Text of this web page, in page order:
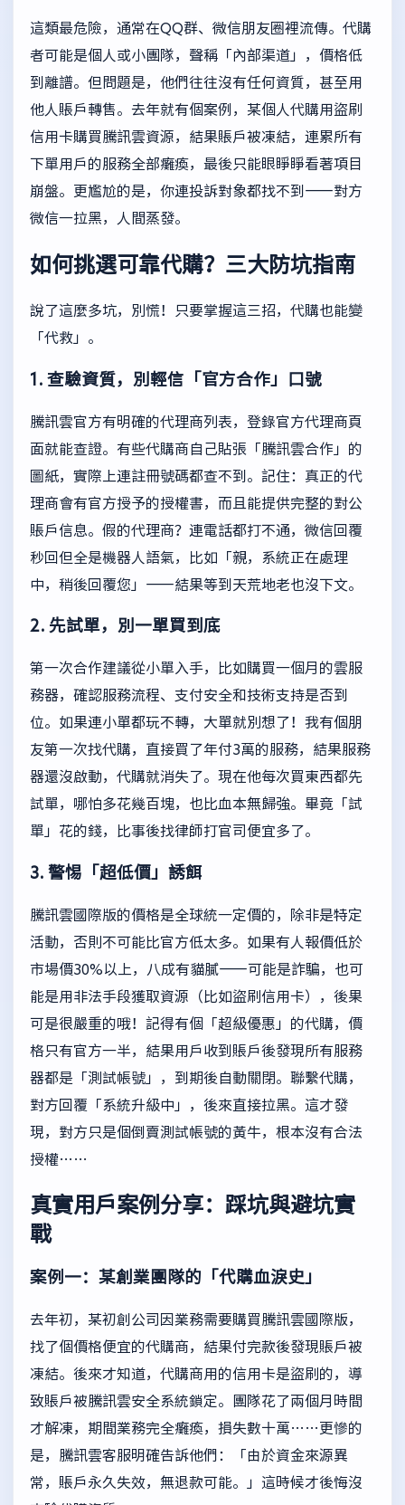
這類最危險，通常在QQ群、微信朋友圈裡流傳。代購
者可能是個人或小團隊，聲稱「內部渠道」，價格低
到離譜。但問題是，他們往往沒有任何資質，甚至用
他人賬戶轉售。去年就有個案例，某個人代購用盜刷
信用卡購買騰訊雲資源，結果賬戶被凍結，連累所有
下單用戶的服務全部癱瘓，最後只能眼睜睜看著項目
崩盤。更尷尬的是，你連投訴對象都找不到——對方
微信一拉黑，人間蒸發。
如何挑選可靠代購？三大防坑指南
說了這麼多坑，別慌！只要掌握這三招，代購也能變
「代救」。
1. 查驗資質，別輕信「官方合作」口號
騰訊雲官方有明確的代理商列表，登錄官方代理商頁
面就能查證。有些代購商自己貼張「騰訊雲合作」的
圖紙，實際上連註冊號碼都查不到。記住：真正的代
理商會有官方授予的授權書，而且能提供完整的對公
賬戶信息。假的代理商？連電話都打不通，微信回覆
秒回但全是機器人語氣，比如「親，系統正在處理
中，稍後回覆您」——結果等到天荒地老也沒下文。
2. 先試單，別一單買到底
第一次合作建議從小單入手，比如購買一個月的雲服
務器，確認服務流程、支付安全和技術支持是否到
位。如果連小單都玩不轉，大單就別想了！我有個朋
友第一次找代購，直接買了年付3萬的服務，結果服務
器還沒啟動，代購就消失了。現在他每次買東西都先
試單，哪怕多花幾百塊，也比血本無歸強。畢竟「試
單」花的錢，比事後找律師打官司便宜多了。
3. 警惕「超低價」誘餌
騰訊雲國際版的價格是全球統一定價的，除非是特定
活動，否則不可能比官方低太多。如果有人報價低於
市場價30%以上，八成有貓膩——可能是詐騙，也可
能是用非法手段獲取資源（比如盜刷信用卡），後果
可是很嚴重的哦！記得有個「超級優惠」的代購，價
格只有官方一半，結果用戶收到賬戶後發現所有服務
器都是「測試帳號」，到期後自動關閉。聯繫代購，
對方回覆「系統升級中」，後來直接拉黑。這才發
現，對方只是個倒賣測試帳號的黃牛，根本沒有合法
授權……
真實用戶案例分享：踩坑與避坑實
戰
案例一：某創業團隊的「代購血淚史」
去年初，某初創公司因業務需要購買騰訊雲國際版，
找了個價格便宜的代購商，結果付完款後發現賬戶被
凍結。後來才知道，代購商用的信用卡是盜刷的，導
致賬戶被騰訊雲安全系統鎖定。團隊花了兩個月時間
才解凍，期間業務完全癱瘓，損失數十萬……更慘的
是，騰訊雲客服明確告訴他們：「由於資金來源異
常，賬戶永久失效，無退款可能。」這時候才後悔沒